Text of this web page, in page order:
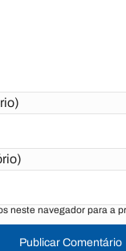
neste navegador para a
Publicar Comentário